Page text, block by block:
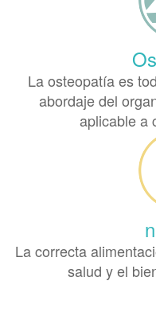
La osteopatía es
abordaje del
aplicable a
La correcta
salud y el